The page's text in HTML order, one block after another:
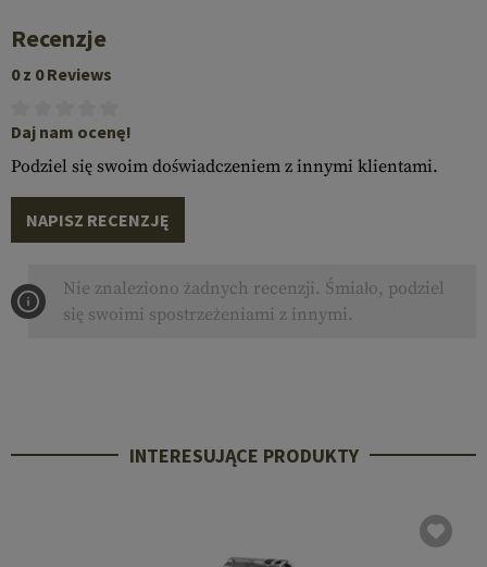
Recenzje
0 z 0 Reviews
Daj nam ocenę!
Podziel się swoim doświadczeniem z innymi klientami.
NAPISZ RECENZJĘ
Nie znaleziono żadnych recenzji. Śmiało, podziel
się swoimi spostrzeżeniami z innymi.
INTERESUJĄCE PRODUKTY